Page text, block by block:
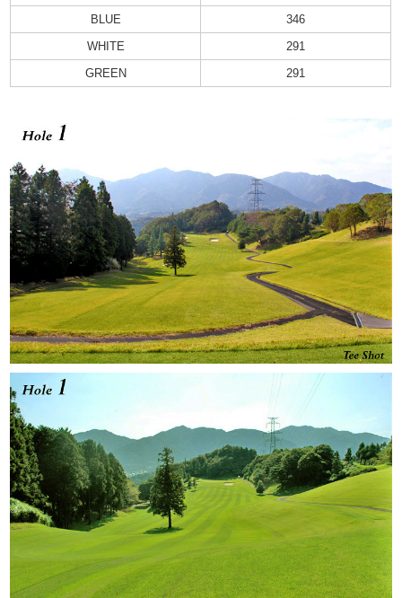
BLUE
346
WHITE
291
GREEN
291